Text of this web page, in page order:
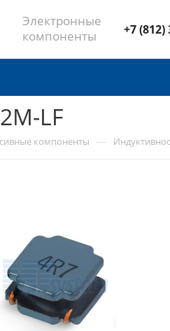
Электронные
компоненты
+7 (812)
LF
компоненты —